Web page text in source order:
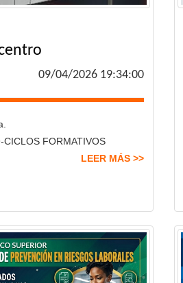
09/04/2026 19:34:00
CICLOS FORMATIVOS
LEER MÁS >>